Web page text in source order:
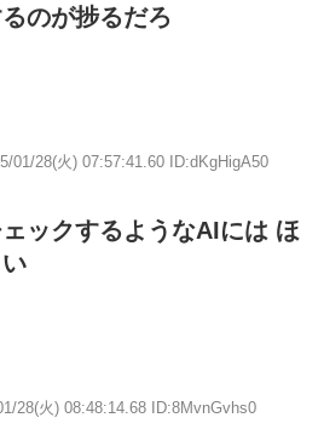
のが捗るだろ
01/28(火) 07:57:41.60 ID:dKgHigA50
ックするようなAIには ほ
28(火) 08:48:14.68 ID:8MvnGvhs0